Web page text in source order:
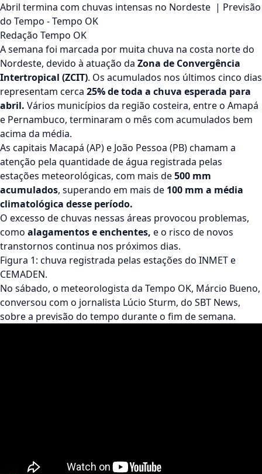
Abril termina com chuvas intensas no Nordeste | Previsão
do Tempo - Tempo OK
Redação Tempo OK
A semana foi marcada por muita chuva na costa norte do
Nordeste, devido à atuação da Zona de Convergência
Intertropical (ZCIT). Os acumulados nos últimos cinco dias
representam cerca 25% de toda a chuva esperada para
abril. Vários municípios da região costeira, entre o Amapá
e Pernambuco, terminaram o mês com acumulados bem
acima da média.
As capitais Macapá (AP) e João Pessoa (PB) chamam a
atenção pela quantidade de água registrada pelas
estações meteorológicas, com mais de500 mm
acumulados, superando em mais de 100 mm a média
climatológica desse período.
O excesso de chuvas nessas áreas provocou problemas,
como alagamentos e enchentes, e o risco de novos
transtornos continua nos próximos dias.
Figura 1: chuva registrada pelas estações do INMET e
CEMADEN.
No sábado, o meteorologista da Tempo OK, Márcio Bueno,
conversou com o jornalista Lúcio Sturm, do SBT News,
sobre a previsão do tempo durante o fim de semana.